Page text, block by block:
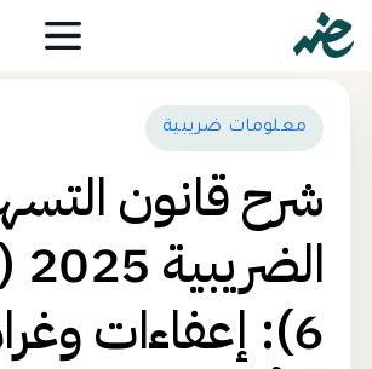
معلومات ضريبية
شرح قانون
6): إعفاءات